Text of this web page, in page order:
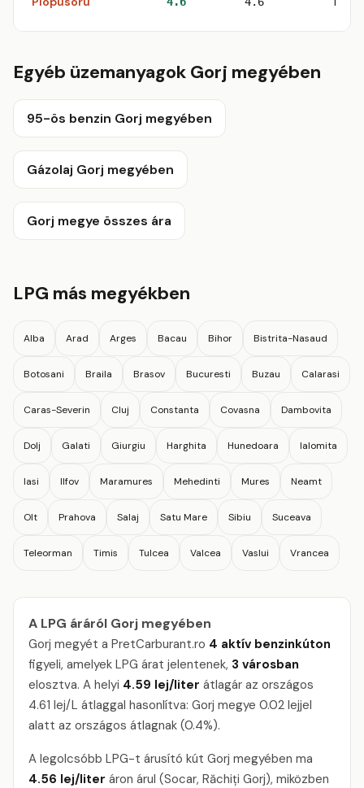
Egyéb üzemanyagok Gorj megyében
95-ös benzin Gorj megyében
Gázolaj Gorj megyében
Gorj megye összes ára
LPG más megyékben
Alba Arad Arges Bacau Bihor Bistrita-Nasaud
Botosani Braila Brasov Bucuresti Buzau Calarasi
Caras-Severin Cluj Constanta Covasna Dambovita
Dolj Galati Giurgiu Harghita Hunedoara Ialomita
Iasi Ilfov Maramures Mehedinti Mures Neamt
Olt Prahova Salaj Satu Mare Sibiu Suceava
Teleorman Timis Tulcea Valcea Vaslui Vrancea
A LPG áráról Gorj megyében
Gorj megyét a PretCarburant.ro 4 aktív benzinkúton
figyeli, amelyek LPG árat jelentenek, 3 városban
elosztva. A helyi 4.59 lej/liter átlagár az országos
4.61 lej/L átlaggal hasonlítva: Gorj megye 0.02 lejjel
alatt az országos átlagnak (0.4%).
A legolcsóbb LPG-t árusító kút Gorj megyében ma
4.56 lej/liter áron árul (Socar, Răchiți Gorj), miközben